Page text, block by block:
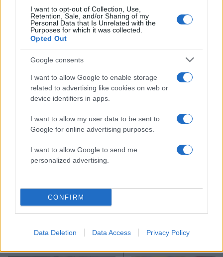
I want to opt-out of Collection, Use,
Retention, Sale, and/or Sharing of my
Personal Data that Is Unrelated with the
Purposes for which it was collected.
Opted Out
Google consents
I want to allow Google to enable storage
related to advertising like cookies on web or
device identifiers in apps.
I want to allow my user data to be sent to
Google for online advertising purposes.
I want to allow Google to send me
personalized advertising.
CONFIRM
Data Deletion Data Access Privacy Policy
Παρά την αποκλιμάκωση αυτή, η εκπρόσωπος
του κινεζικού υπουργείου Εμπορίου στηλίτευσε
για ακόμη μια φορά χθες τον αμερικανικό
ΔΙΑΦΗΜΙΣΗ